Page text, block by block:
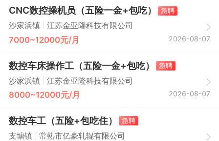
CNC数控操机员（五险一金+包吃）
急聘
沙家浜镇
江苏金亚隆科技有限公司
7000~12000元/月 2026-08-07
数控车床操作工（五险一金+包吃）
急聘
沙家浜镇
江苏金亚隆科技有限公司
8000~12000元/月 2026-08-07
数控车工（五险+包吃住）
急聘
支塘镇
常熟市亿豪轧辊有限公司